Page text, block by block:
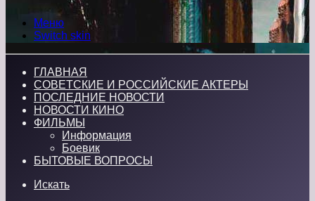
Меню
Switch skin
ГЛАВНАЯ
СОВЕТСКИЕ И РОССИЙСКИЕ АКТЕРЫ
ПОСЛЕДНИЕ НОВОСТИ
НОВОСТИ КИНО
ФИЛЬМЫ
Информация
Боевик
БЫТОВЫЕ ВОПРОСЫ
Искать